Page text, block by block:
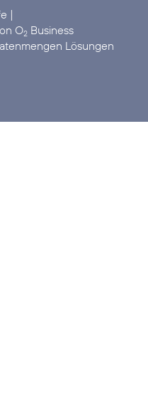
O2 Business
Lösungen